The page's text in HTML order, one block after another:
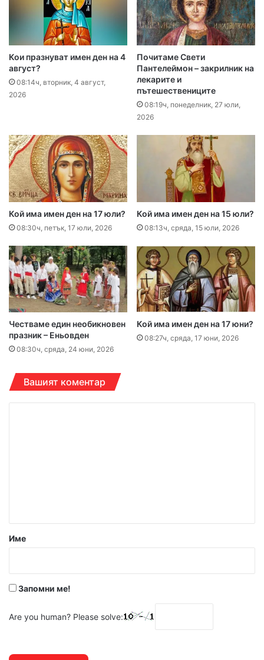
Кои празнуват имен ден на 4
август?
08:14ч, вторник, 4 август,
2026
Почитаме Свети
Пантелеймон – закрилник на
лекарите и
пътешествениците
08:19ч, понеделник, 27 юли,
2026
Кой има имен ден на 17 юли?
08:30ч, петък, 17 юли, 2026
Кой има имен ден на 15 юли?
08:13ч, сряда, 15 юли, 2026
Честваме един необикновен
празник – Еньовден
08:30ч, сряда, 24 юни, 2026
Кой има имен ден на 17 юни?
08:27ч, сряда, 17 юни, 2026
Вашият коментар
р
Име
Запомни ме!
Are you human? Please solve: